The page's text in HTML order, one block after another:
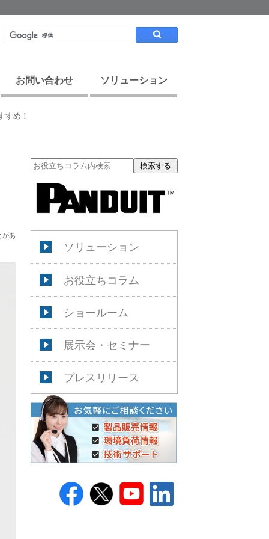
お問い合わせ ソリューション
すめ！
検索する
ソリューション
お役立ちコラム
ショールーム
展示会・セミナー
プレスリリース
があ